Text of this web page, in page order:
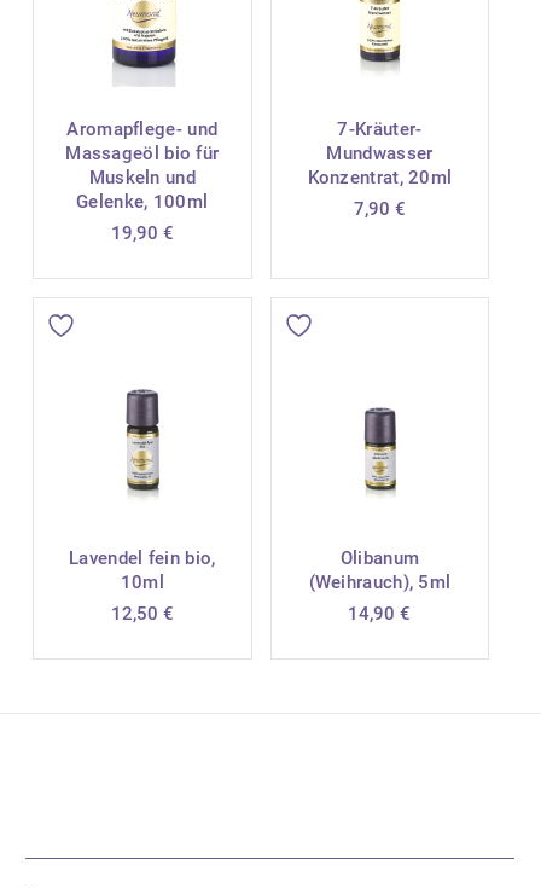
Aromapflege- und
Massageöl bio für
Muskeln und
Gelenke, 100ml
19,90 €
7-Kräuter-
Mundwasser
Konzentrat, 20ml
7,90 €
Lavendel fein bio,
10ml
12,50 €
Olibanum
(Weihrauch), 5ml
14,90€